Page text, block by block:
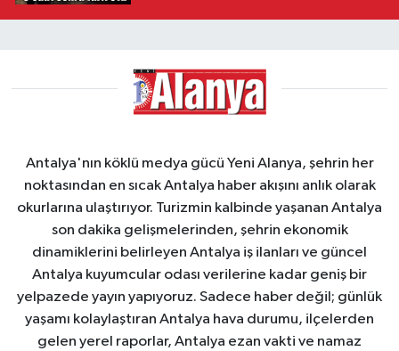
Antalya'nın köklü medya gücü Yeni Alanya, şehrin her
noktasından en sıcak Antalya haber akışını anlık olarak
okurlarına ulaştırıyor. Turizmin kalbinde yaşanan Antalya
son dakika gelişmelerinden, şehrin ekonomik
dinamiklerini belirleyen Antalya iş ilanları ve güncel
Antalya kuyumcular odası verilerine kadar geniş bir
yelpazede yayın yapıyoruz. Sadece haber değil; günlük
yaşamı kolaylaştıran Antalya hava durumu, ilçelerden
gelen yerel raporlar, Antalya ezan vakti ve namaz